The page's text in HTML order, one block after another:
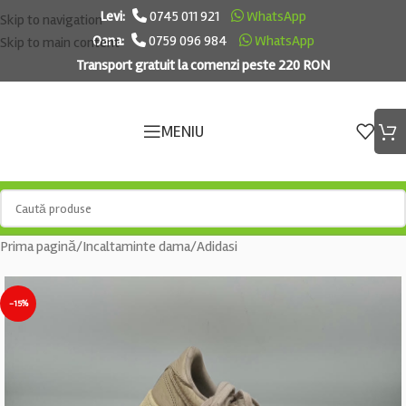
Skip to navigation
Skip to main content
Levi: 0745 011 921
WhatsApp
Oana:
0759 096 984
WhatsApp
Transport gratuit la comenzi peste 220 RON
MENIU
Prima pagină/Incaltaminte dama/Adidasi
-15%